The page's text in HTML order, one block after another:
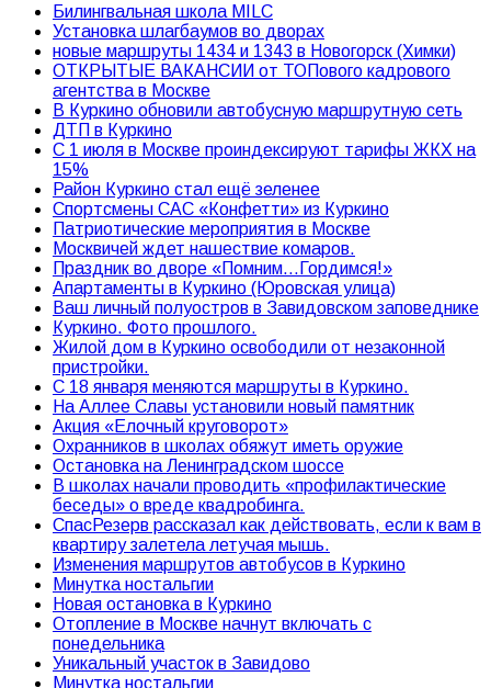
Билингвальная школа MILC
Установка шлагбаумов во дворах
новые маршруты 1434 и 1343 в Новогорск (Химки)
ОТКРЫТЫЕ ВАКАНСИИ от ТОПового кадрового
агентства в Москве
В Куркино обновили автобусную маршрутную сеть
ДТП в Куркино
С 1 июля в Москве проиндексируют тарифы ЖКХ на
15%
Район Куркино стал ещё зеленее
Спортсмены САС «Конфетти» из Куркино
Патриотические мероприятия в Москве
Москвичей ждет нашествие комаров.
Праздник во дворе «Помним…Гордимся!»
Апартаменты в Куркино (Юровская улица)
Ваш личный полуостров в Завидовском заповеднике
Куркино. Фото прошлого.
Жилой дом в Куркино освободили от незаконной
пристройки.
С 18 января меняются маршруты в Куркино.
На Аллее Славы установили новый памятник
Акция «Елочный круговорот»
Охранников в школах обяжут иметь оружие
Остановка на Ленинградском шоссе
В школах начали проводить «профилактические
беседы» о вреде квадробинга.
СпасРезерв рассказал как действовать, если к вам в
квартиру залетела летучая мышь.
Изменения маршрутов автобусов в Куркино
Минутка ностальгии
Новая остановка в Куркино
Отопление в Москве начнут включать с
понедельника
Уникальный участок в Завидово
Минутка ностальгии